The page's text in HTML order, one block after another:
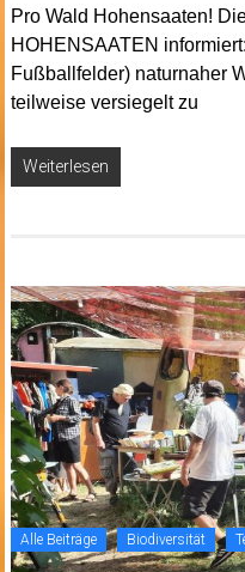
Pro Wald Hohensaaten!
HOHENSAATEN
Fußballfelder) naturnaher
teilweise versiegelt zu
Weiterlesen
Alle Beiträge Biodiversität